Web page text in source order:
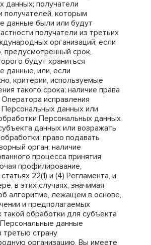
данных; получатели
получателей, которым
данные были или будут
получатели из третьих
организаций; если
предусмотренный срок,
будут храниться
данные, или, если
критерии, используемые
такого срока; наличие права
исправления
данных или
Персональных данных
данных или возражать
право подавать
орган; наличие
процесса принятия
профилирование,
22(1) и (4) Регламента, и,
в этих случаях, значимая
алгоритме, лежащем в основе,
и предполагаемых
такой обработки для субъекта
данные
третью страну
организацию, Вы имеете